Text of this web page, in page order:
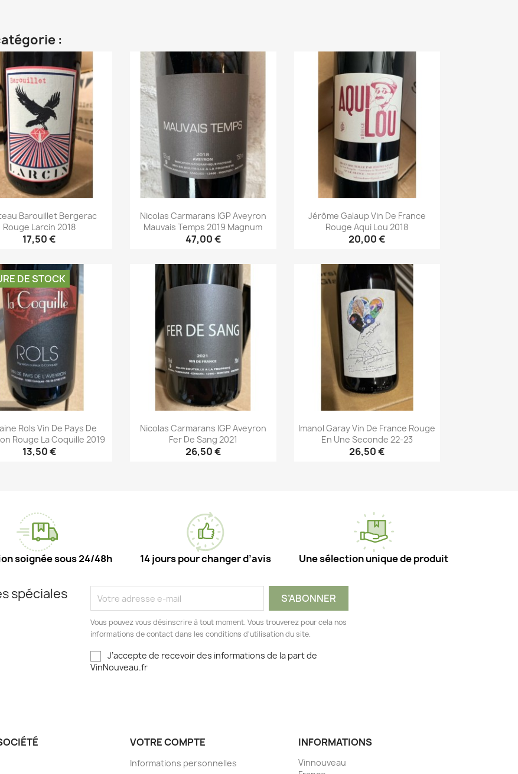
:
Barouillet Bergerac
Rouge Larcin 2018
17,50 €
Aperçu rapide
Nicolas Carmarans IGP Aveyron
Mauvais Temps 2019 Magnum
47,00 €
Aperçu rapide
Jérôme Galaup Vin De France
Rouge Aqui Lou 2018
20,00 €
Aperçu rapide
Rols Vin De Pays De
Rouge La Coquille 2019
13,50 €
DE STOCK
Nicolas Carmarans IGP Aveyron
Fer De Sang 2021
26,50 €
Imanol Garay Vin De France Rouge
En Une Seconde 22-23
26,50 €
soignée sous 24/48h 14 jours pour changer d’avis Une sélection unique de produit
spéciales
Vous pouvez vous désinscrire à tout moment. Vous trouverez pour cela nos
informations de contact dans les conditions d'utilisation du site.
J’accepte de recevoir des informations de la part de
VinNouveau.fr
VOTRE COMPTE
Informations personnelles
INFORMATIONS
Vinnouveau